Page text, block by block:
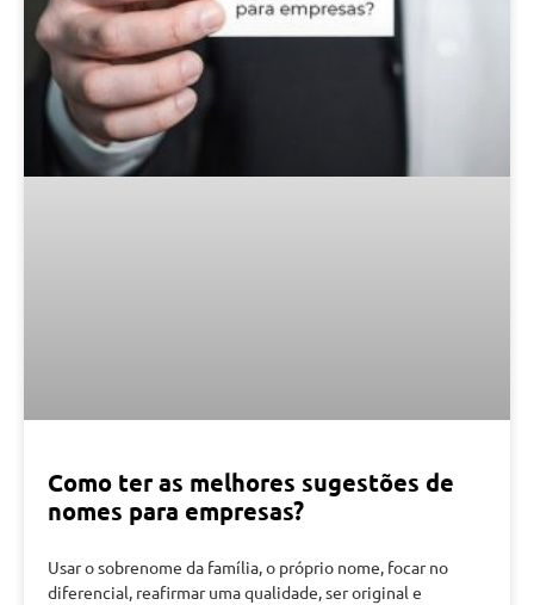
Como ter as melhores sugestões de
nomes para empresas?
Usar o sobrenome da família, o próprio nome, focar no
diferencial, reafirmar uma qualidade, ser original e